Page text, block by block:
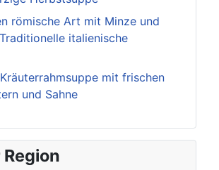
römische Art mit Minze und
italienische
mit frischen
und Sahne